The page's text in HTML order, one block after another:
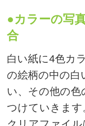
クリアファイルは透明
レン）を使用していま
ないと、写真等の絵柄
基本的に写真やイラス
印刷しなければなりま
*写真やイラストを印
ン上、白打ちをしない
●クリアファイルの